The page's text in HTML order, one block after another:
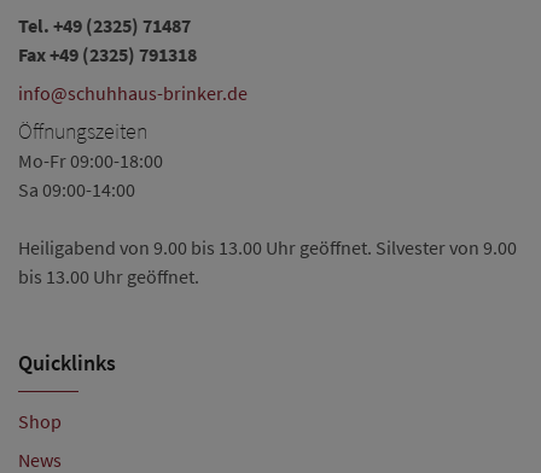
Tel. +49 (2325) 71487
Fax +49 (2325) 791318
info@schuhhaus-brinker.de
Öffnungszeiten
Mo-Fr 09:00-18:00
Sa 09:00-14:00
Heiligabend von 9.00 bis 13.00 Uhr geöffnet. Silvester von 9.00
bis 13.00 Uhr geöffnet.
Quicklinks
Shop
News